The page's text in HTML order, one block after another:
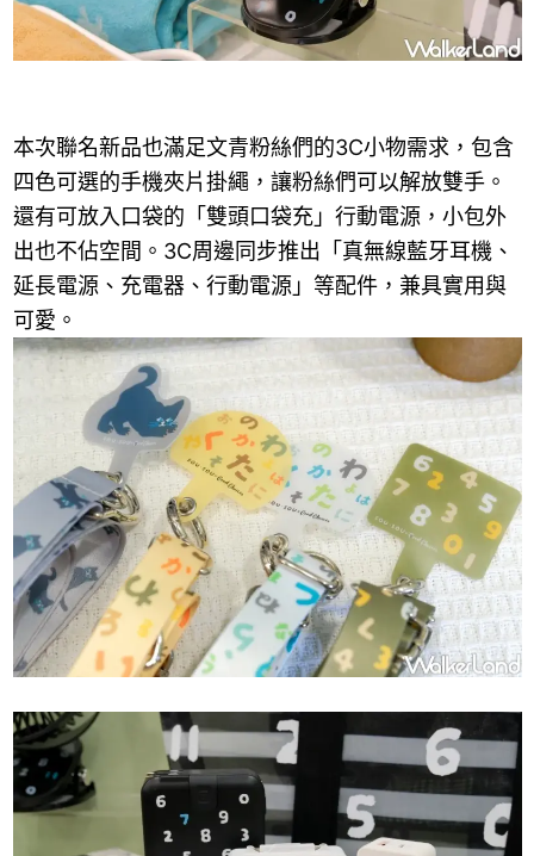
本次聯名新品也滿足文青粉絲們的3C小物需求，包含
四色可選的手機夾片掛繩，讓粉絲們可以解放雙手。
還有可放入口袋的「雙頭口袋充」行動電源，小包外
出也不佔空間。3C周邊同步推出「真無線藍牙耳機、
延長電源、充電器、行動電源」等配件，兼具實用與
可愛。